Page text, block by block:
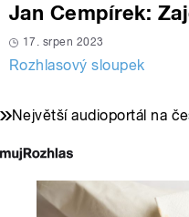
Jan Cempírek:
17. srpen 2023
Rozhlasový sloupek
Největší audioportál na